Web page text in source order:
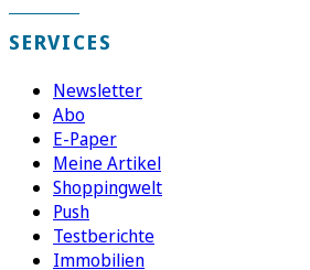
SERVICES
Newsletter
Abo
E-Paper
Meine Artikel
Shoppingwelt
Push
Testberichte
Immobilien